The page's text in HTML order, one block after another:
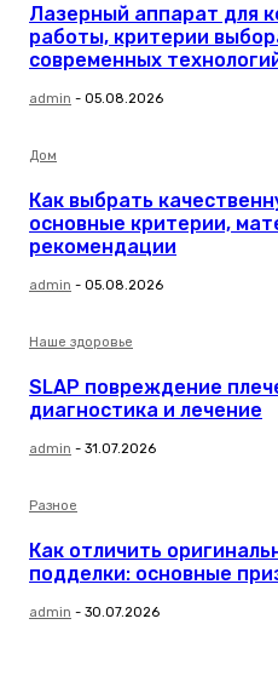
Лазерный аппарат для
работы, критерии
современных
admin - 05.08.2026
Дом
Как выбрать
основные критерии,
рекомендации
admin - 05.08.2026
Наше здоровье
SLAP повреждение
диагностика и лечение
admin - 31.07.2026
Разное
Как отличить
подделки: основные
admin - 30.07.2026